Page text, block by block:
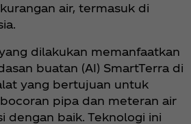
air, termasuk di
dilakukan memanfaatkan
buatan (AI) SmartTerra di
yang bertujuan untuk
pipa dan meteran air
dengan baik. Teknologi ini